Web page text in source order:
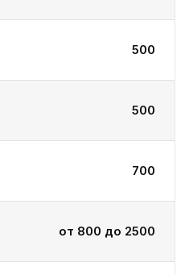
500
500
700
от 800 до 2500